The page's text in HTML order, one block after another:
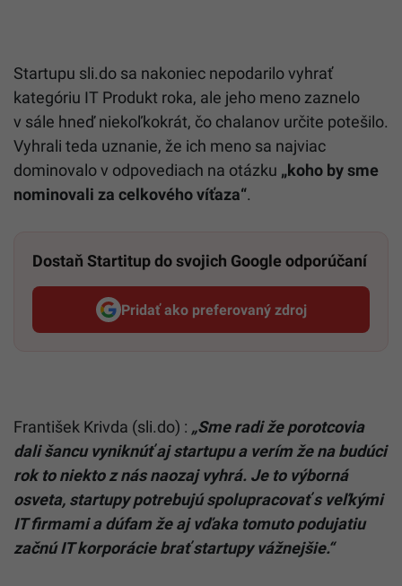
Startupu sli.do sa nakoniec nepodarilo vyhrať
kategóriu IT Produkt roka, ale jeho meno zaznelo
v sále hneď niekoľkokrát, čo chalanov určite potešilo.
Vyhrali teda uznanie, že ich meno sa najviac
dominovalo v odpovediach na otázku „koho by sme
nominovali za celkového víťaza“.
Dostaň Startitup do svojich Google odporúčaní
Pridať ako preferovaný zdroj
Startitup, odkaz sa otvorí v
František Krivda (sli.do) : „Sme radi že porotcovia
dali šancu vyniknúť aj startupu a verím že na budúci
rok to niekto z nás naozaj vyhrá. Je to výborná
osveta, startupy potrebujú spolupracovať s veľkými
IT firmami a dúfam že aj vďaka tomuto podujatiu
začnú IT korporácie brať startupy vážnejšie.“